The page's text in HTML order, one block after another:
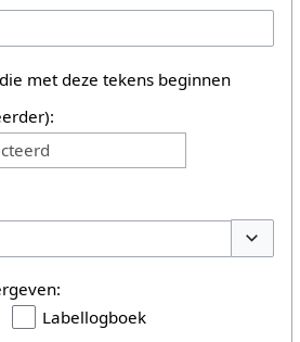
met deze tekens beginnen
Labellogboek